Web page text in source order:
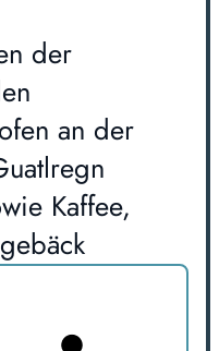
der
an der
Kaffee,